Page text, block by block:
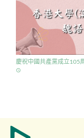
慶祝中國共產黨成立105
access_time